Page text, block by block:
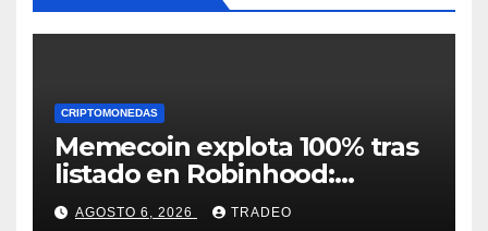
CRIPTOMONEDAS
Memecoin explota 100% tras
listado en Robinhood:
conoce los detalles
AGOSTO 6, 2026 TRADEO